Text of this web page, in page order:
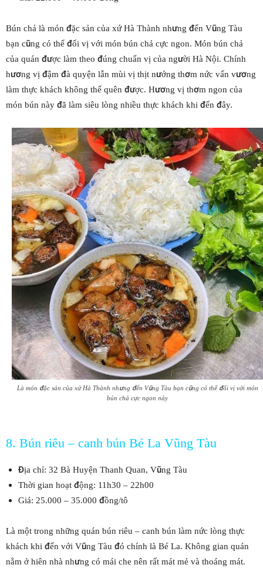
Bún chả là món đặc sản của xứ Hà Thành nhưng đến Vũng Tàu
bạn cũng có thể đổi vị với món bún chả cực ngon. Món bún chả
của quán được làm theo đúng chuẩn vị của người Hà Nội. Chính
hương vị đậm đà quyện lẫn mùi vị thịt nướng thơm nức vấn vương
làm thực khách không thể quên được. Hương vị thơm ngon của
món bún này đã làm siêu lòng nhiều thực khách khi đến đây.
Là món đặc sản của xứ Hà Thành nhưng đến Vũng Tàu bạn cũng có thể đổi vị với món
bún chả cực ngon này
8. Bún riêu – canh bún Bé La Vũng Tàu
Địa chỉ: 32 Bà Huyện Thanh Quan, Vũng Tàu
Thời gian hoạt động: 11h30 – 22h00
Giá: 25.000 – 35.000 đồng/tô
Là một trong những quán bún riêu – canh bún làm nức lòng thực
khách khi đến với Vũng Tàu đó chính là Bé La. Không gian quán
nằm ở hiên nhà nhưng có mái che nên rất mát mẻ và thoáng mát.